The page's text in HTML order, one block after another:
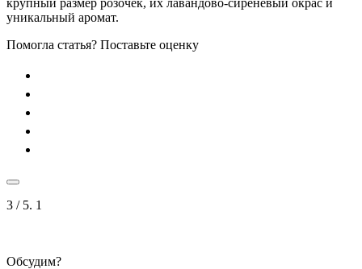
уникальный аромат.
Помогла статья? Поставьте оценку
3 / 5. 1
Обсудим?